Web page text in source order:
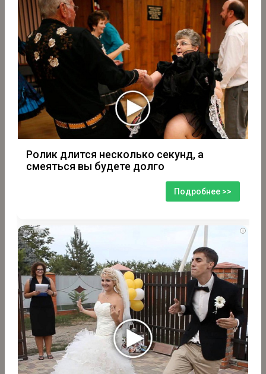
Ролик длится несколько секунд, а
смеяться вы будете долго
Подробнее >>
i